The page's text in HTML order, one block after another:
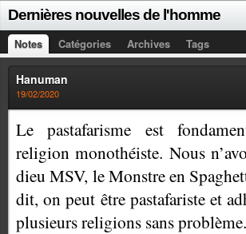
Dernières nouvelles de l'homme
Notes Catégories Archives Tags
Hanuman
19/02/2020
Le pastafarisme est
religion monothéiste. Nous
dieu MSV, le Monstre en
dit, on peut être pastafariste et
plusieurs religions sans problème.